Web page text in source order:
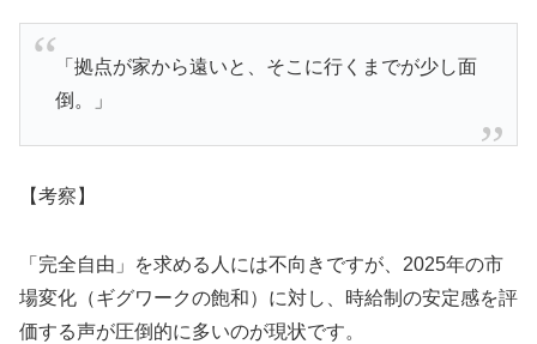
「拠点が家から遠いと、そこに行くまでが少し面
倒。」
【考察】
「完全自由」を求める人には不向きですが、2025年の市
場変化（ギグワークの飽和）に対し、時給制の安定感を評
価する声が圧倒的に多いのが現状です。